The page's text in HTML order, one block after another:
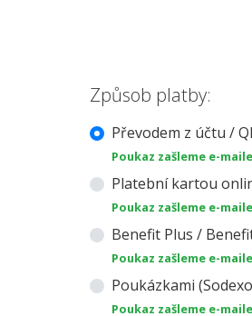
Způsob platby:
Převodem z účtu /
Poukaz zašleme e-
Platební kartou
Poukaz zašleme e-
Benefit Plus /
Poukaz zašleme e-
Poukázkami
Poukaz zašleme e-